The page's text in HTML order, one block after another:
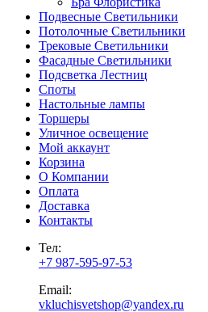
Подвесные Светильники
Потолочные Светильники
Трековые Светильники
Фасадные Светильники
Подсветка Лестниц
Споты
Настольные лампы
Торшеры
Уличное освещение
Мой аккаунт
Корзина
О Компании
Оплата
Доставка
Контакты
Тел:
+7 987-595-97-53
Email:
vkluchisvetshop@yandex.ru